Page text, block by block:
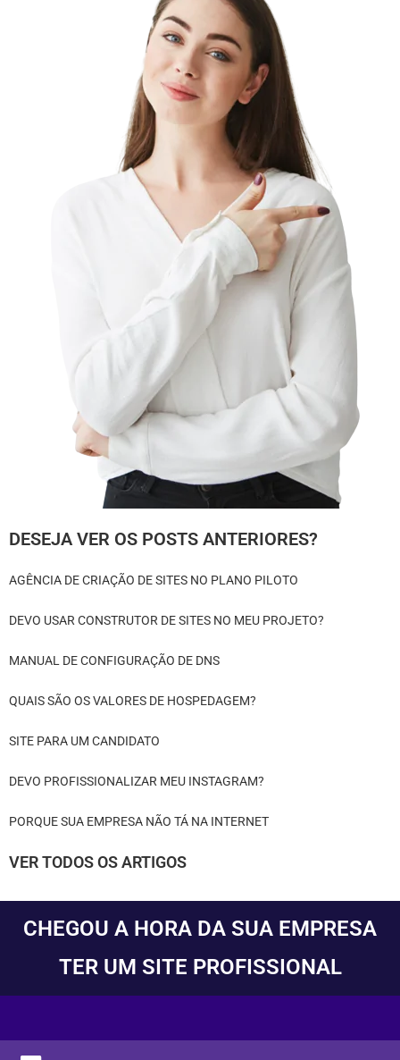
DESEJA VER OS POSTS ANTERIORES?
AGÊNCIA DE CRIAÇÃO DE SITES NO PLANO PILOTO
DEVO USAR CONSTRUTOR DE SITES NO MEU PROJETO?
MANUAL DE CONFIGURAÇÃO DE DNS
QUAIS SÃO OS VALORES DE HOSPEDAGEM?
SITE PARA UM CANDIDATO
DEVO PROFISSIONALIZAR MEU INSTAGRAM?
PORQUE SUA EMPRESA NÃO TÁ NA INTERNET
VER TODOS OS ARTIGOS
CHEGOU A HORA DA SUA EMPRESA
TER UM SITE PROFISSIONAL